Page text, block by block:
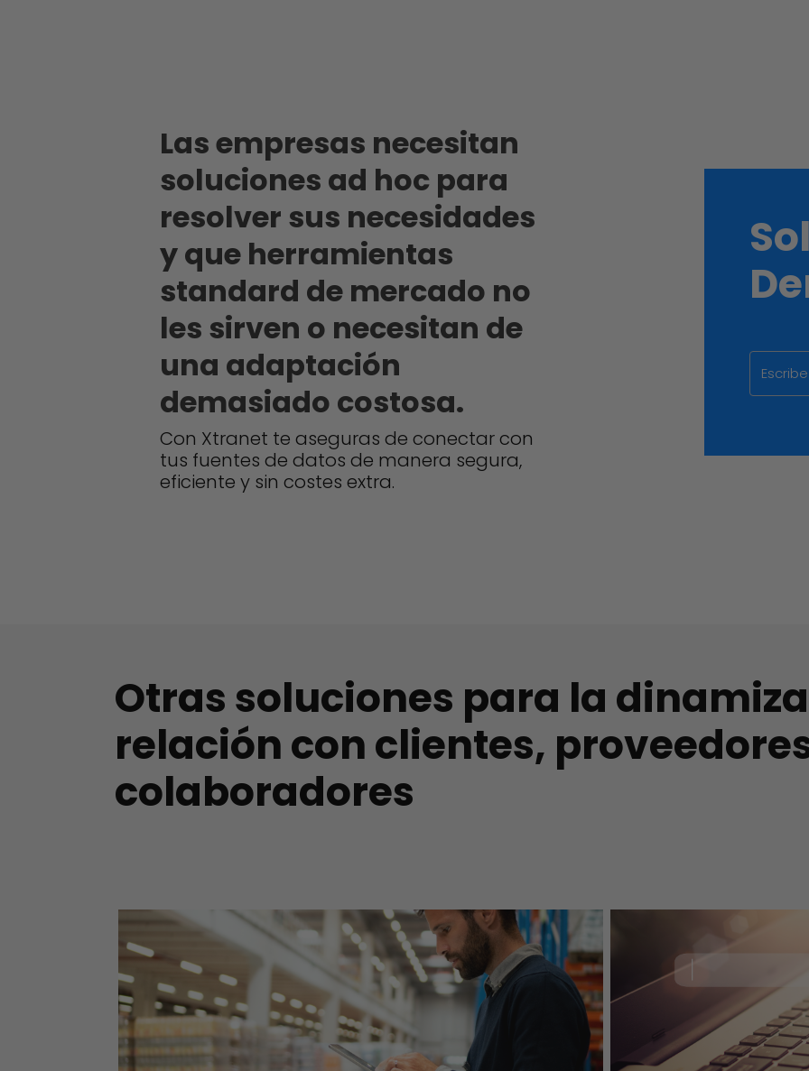
Las empresas necesitan
soluciones ad hoc para
resolver sus necesidades
y que herramientas
standard de mercado no
les sirven o necesitan de
una adaptación
demasiado costosa.
Con Xtranet te aseguras de conectar con
tus fuentes de datos de manera segura,
eficiente y sin costes extra.
Otras soluciones para la
relación con clientes,
colaboradores